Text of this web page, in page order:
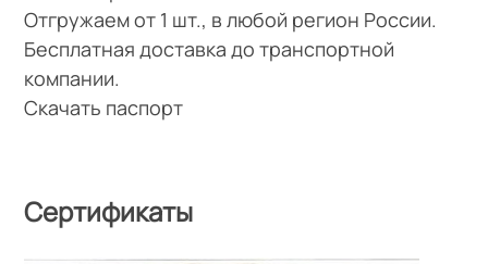
Отгружаем от 1 шт., в любой регион России.
Бесплатная доставка до транспортной
компании.
Скачать паспорт
Сертификаты